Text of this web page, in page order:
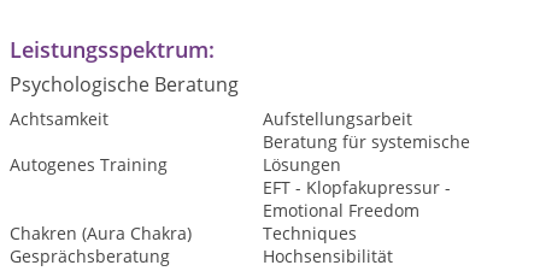
Leistungsspektrum:
Psychologische Beratung
Achtsamkeit
Aufstellungsarbeit
Autogenes Training
Beratung für systemische
Lösungen
Chakren (Aura Chakra)
EFT - Klopfakupressur -
Emotional Freedom
Techniques
Gesprächsberatung
Hochsensibilität